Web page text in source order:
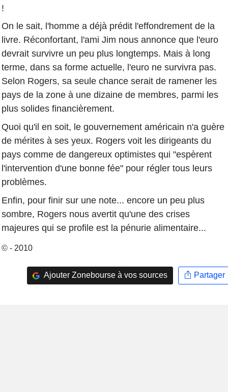
!
On le sait, l'homme a déjà prédit l'effondrement de la
livre. Réconfortant, l'ami Jim nous annonce que l'euro
devrait survivre un peu plus longtemps. Mais à long
terme, dans sa forme actuelle, l'euro ne survivra pas.
Selon Rogers, sa seule chance serait de ramener les
pays de la zone à une dizaine de membres, parmi les
plus solides financièrement.
Quoi qu'il en soit, le gouvernement américain n'a guère
de mérites à ses yeux. Rogers voit les dirigeants du
pays comme de dangereux optimistes qui "espèrent
l'intervention d'une bonne fée" pour régler tous leurs
problèmes.
Enfin, pour finir sur une note... encore un peu plus
sombre, Rogers nous avertit qu'une des crises
majeures qui se profile est la pénurie alimentaire...
© - 2010
Ajouter Zonebourse à vos sources Partager